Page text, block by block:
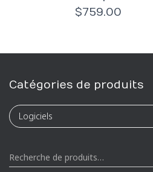
$759.00
Catégories de produits
R
e
Recherche de produits…